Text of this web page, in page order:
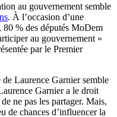
au gouvernement semble
. À l’occasion d’une
80 % des députés MoDem
au gouvernement »
par le Premier
Laurence Garnier semble
Garnier a le droit
ne pas les partager. Mais,
de chances d’influencer la